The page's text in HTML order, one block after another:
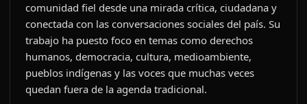
comunidad fiel desde una mirada crítica, ciudadana y
conectada con las conversaciones sociales del país. Su
trabajo ha puesto foco en temas como derechos
humanos, democracia, cultura, medioambiente,
pueblos indígenas y las voces que muchas veces
quedan fuera de la agenda tradicional.